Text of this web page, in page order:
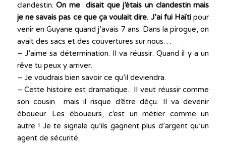
clandestin.On me disait que j’étais un clandestin mais
je ne savais pas ce que ça voulait dire. J’ai fui Haïti pour
venir en Guyane quand j’avais 7 ans. Dans la pirogue, on
avait des sacs et des couvertures sur nous…
– J’aime sa détermination. Il va réussir. Quand il y a un
rêve tu peux y arriver.
– Je voudrais bien savoir ce qu’il deviendra.
– Cette histoire est dramatique. Il veut réussir comme
son cousin mais il risque d’être déçu. Il va devenir
éboueur. Les éboueurs, c’est un métier comme un
autre ! Je te signale qu’ils gagnent plus d’argent qu’un
agent de sécurité.